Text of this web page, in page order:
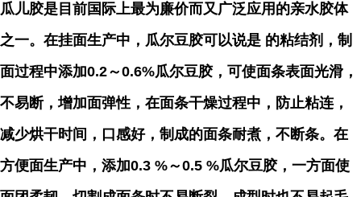
瓜儿胶是目前国际上最为廉价而又广泛应用的亲水胶体
之一。在挂面生产中，瓜尔豆胶可以说是 的粘结剂，制
面过程中添加0.2～0.6%瓜尔豆胶，可使面条表面光滑，
不易断，增加面弹性，在面条干燥过程中，防止粘连，
减少烘干时间，口感好，制成的面条耐煮，不断条。在
方便面生产中，添加0.3 %～0.5 %瓜尔豆胶，一方面使